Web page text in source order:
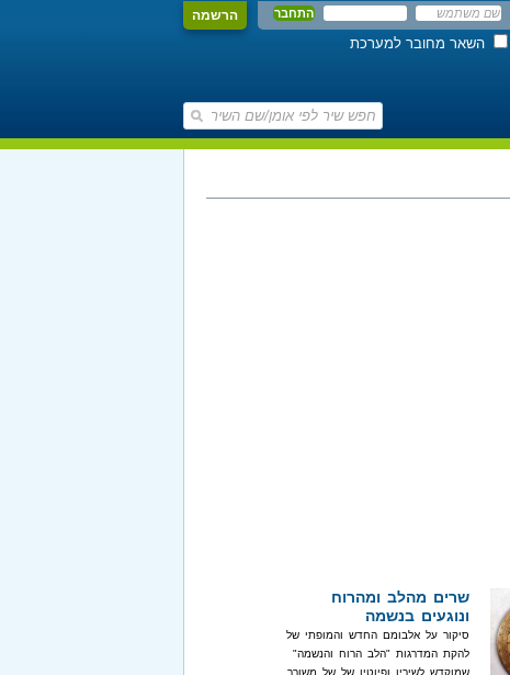
הרשמה
השאר מחובר למערכת
שרים מהלב ומהרוח
ונוגעים בנשמה
סיקור על אלבומם החדש והמופתי של
להקת המדרגות "הלב הרוח והנשמה"
שמוקדש לשיריו ופיוטיו של של משורר